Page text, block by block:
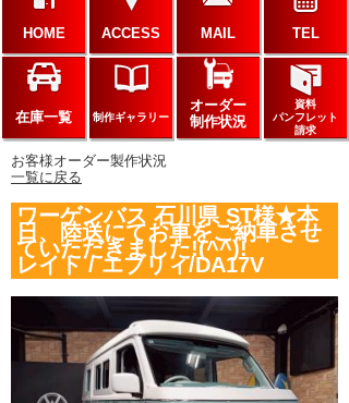
HOME ACCESS MAIL TEL
在庫一覧 制作ギャラリー
オーダー
制作状況
資料
パンフレット
請求
お客様オーダー製作状況
一覧に戻る
ワーゲンバス 石川県 ST様★本
日、陸送にてお車をご納車させ
ていただきました!(^^)!
レイト / エブリィ/DA17V